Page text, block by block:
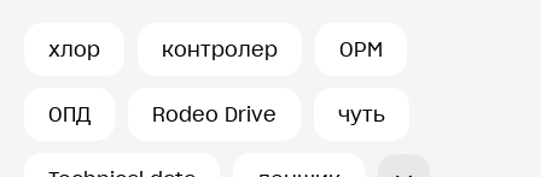
хлор контролер OPM
ОПД Rodeo Drive чуть